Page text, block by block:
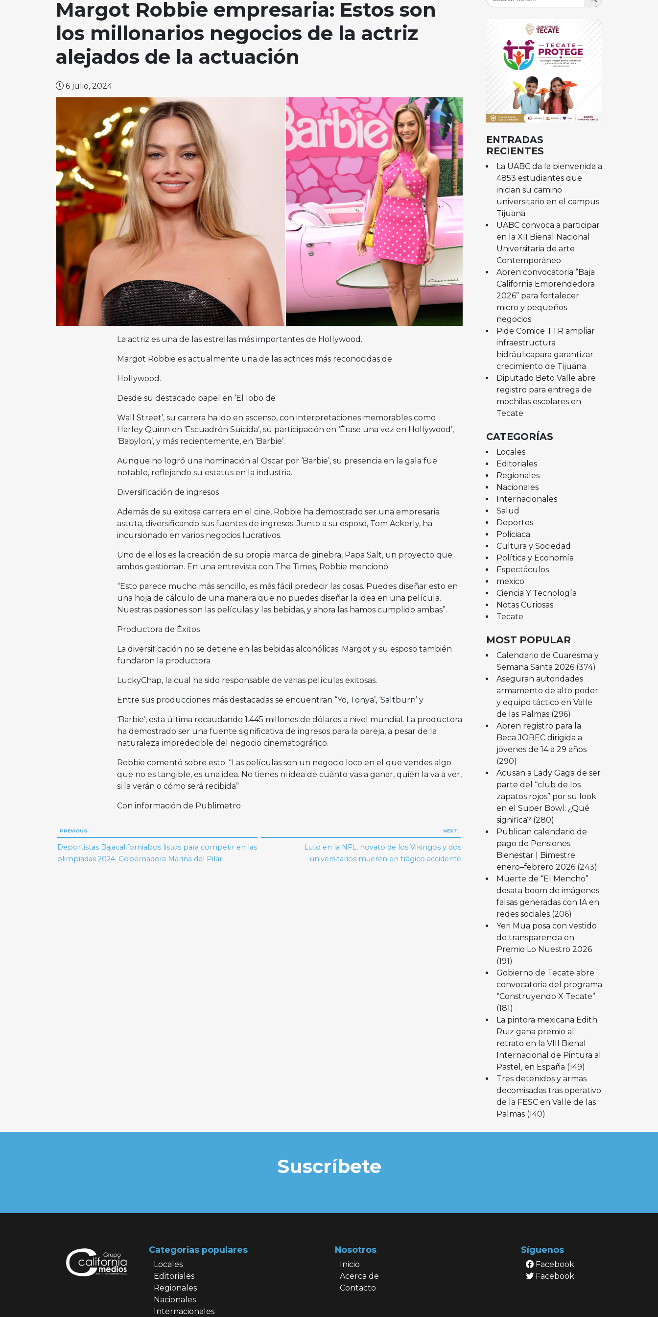
Margot Robbie empresaria: Estos son
los millonarios negocios de la actriz
alejados de la actuación
6 julio, 2024
La actriz es una de las estrellas más importantes de Hollywood.
Margot Robbie es actualmente una de las actrices más reconocidas de
Hollywood.
Desde su destacado papel en ‘El lobo de
Wall Street’, su carrera ha ido en ascenso, con interpretaciones memorables como
Harley Quinn en ‘Escuadrón Suicida’, su participación en ‘Érase una vez en Hollywood’,
‘Babylon’, y más recientemente, en ‘Barbie’.
Aunque no logró una nominación al Oscar por ‘Barbie’, su presencia en la gala fue
notable, reflejando su estatus en la industria.
Diversificación de ingresos
Además de su exitosa carrera en el cine, Robbie ha demostrado ser una empresaria
astuta, diversificando sus fuentes de ingresos. Junto a su esposo, Tom Ackerly, ha
incursionado en varios negocios lucrativos.
Uno de ellos es la creación de su propia marca de ginebra, Papa Salt, un proyecto que
ambos gestionan. En una entrevista con The Times, Robbie mencionó:
“Esto parece mucho más sencillo, es más fácil predecir las cosas. Puedes diseñar esto en
una hoja de cálculo de una manera que no puedes diseñar la idea en una película.
Nuestras pasiones son las películas y las bebidas, y ahora las hamos cumplido ambas”.
Productora de Éxitos
La diversificación no se detiene en las bebidas alcohólicas. Margot y su esposo también
fundaron la productora
LuckyChap, la cual ha sido responsable de varias películas exitosas.
Entre sus producciones más destacadas se encuentran “Yo, Tonya’, ‘Saltburn’ y
‘Barbie’, esta última recaudando 1.445 millones de dólares a nivel mundial. La productora
ha demostrado ser una fuente significativa de ingresos para la pareja, a pesar de la
naturaleza impredecible del negocio cinematográfico.
Robbie comentó sobre esto: “Las películas son un negocio loco en el que vendes algo
que no es tangible, es una idea. No tienes ni idea de cuánto vas a ganar, quién la va a ver,
si la verán o cómo será recibida”
Con información de Publimetro
Navegación
de
PREVIOUS:
Deportistas Bajacaliforniabos listos para competir en las
olimpiadas 2024: Gobernadora Marina del Pilar
NEXT:
Luto en la NFL, novato de los Vikingos y dos
universitarios mueren en trágico accidente
ENTRADAS
RECIENTES
La UABC da la bienvenida a
4853 estudiantes que
inician su camino
universitario en el campus
Tijuana
UABC convoca a participar
en la XII Bienal Nacional
Universitaria de arte
Contemporáneo
Abren convocatoria “Baja
California Emprendedora
2026” para fortalecer
micro y pequeños
negocios
Pide Comice TTR ampliar
infraestructura
hidráulicapara garantizar
crecimiento de Tijuana
Diputado Beto Valle abre
registro para entrega de
mochilas escolares en
Tecate
CATEGORÍAS
Locales
Editoriales
Regionales
Nacionales
Internacionales
Salud
Deportes
Policiaca
Cultura y Sociedad
Política y Economía
Espectáculos
mexico
Ciencia Y Tecnología
Notas Curiosas
Tecate
MOST POPULAR
Calendario de Cuaresma y
Semana Santa 2026 (374)
Aseguran autoridades
armamento de alto poder
y equipo táctico en Valle
de las Palmas (296)
Abren registro para la
Beca JOBEC dirigida a
jóvenes de 14 a 29 años
(290)
Acusan a Lady Gaga de ser
parte del “club de los
zapatos rojos” por su look
en el Super Bowl: ¿Qué
significa? (280)
Publican calendario de
pago de Pensiones
Bienestar | Bimestre
enero–febrero 2026 (243)
Muerte de “El Mencho”
desata boom de imágenes
falsas generadas con IA en
redes sociales (206)
Yeri Mua posa con vestido
de transparencia en
Premio Lo Nuestro 2026
(191)
Gobierno de Tecate abre
convocatoria del programa
“Construyendo X Tecate”
(181)
La pintora mexicana Edith
Ruiz gana premio al
retrato en la VIII Bienal
Internacional de Pintura al
Pastel, en España (149)
Tres detenidos y armas
decomisadas tras operativo
de la FESC en Valle de las
Palmas (140)
Suscríbete
Categorias populares
Locales
Editoriales
Regionales
Nacionales
Internacionales
Nosotros
Inicio
Acerca de
Contacto
Síguenos
Facebook
Facebook